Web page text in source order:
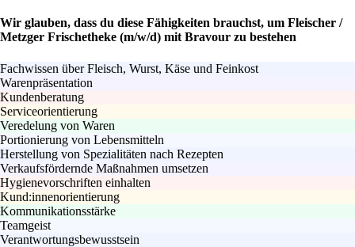
Wir glauben, dass du diese Fähigkeiten brauchst, um Fleischer /
Metzger Frischetheke (m/w/d) mit Bravour zu bestehen
Fachwissen über Fleisch, Wurst, Käse und Feinkost
Warenpräsentation
Kundenberatung
Serviceorientierung
Veredelung von Waren
Portionierung von Lebensmitteln
Herstellung von Spezialitäten nach Rezepten
Verkaufsfördernde Maßnahmen umsetzen
Hygienevorschriften einhalten
Kund:innenorientierung
Kommunikationsstärke
Teamgeist
Verantwortungsbewusstsein